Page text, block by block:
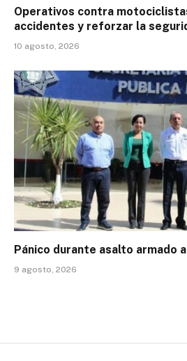
Operativos contra
accidentes y reforzar la
10 agosto, 2026
Pánico durante asalto armado
9 agosto, 2026